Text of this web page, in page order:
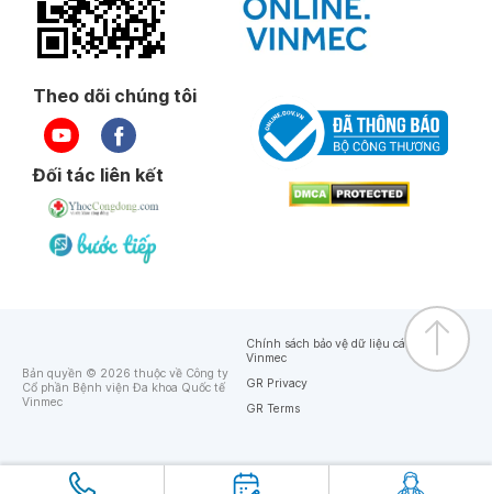
Theo dõi chúng tôi
Đối tác liên kết
Bản quyền © 2026 thuộc về Công ty
Cổ phần Bệnh viện Đa khoa Quốc tế
Vinmec
Chính sách bảo vệ dữ liệu cá nhân của
Vinmec
GR Privacy
GR Terms